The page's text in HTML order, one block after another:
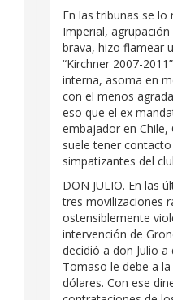
En las tribunas se lo
Imperial,
brava, hizo flamear
“Kirchner 2007-
interna, asoma en
con el menos
eso que el ex
embajador en Chile,
suele tener
simpatizantes del
DON JULIO. En las
tres movilizaciones
ostensiblemente
intervención de
decidió a don Julio
Tomaso le debe a
dólares. Con ese